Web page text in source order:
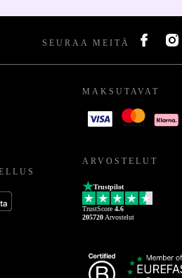
SEURAA MEITÄ
MAKSUTAVAT
ARVOSTELUT
Trustpilot
TrustScore 4.6
205720 Arvostelut